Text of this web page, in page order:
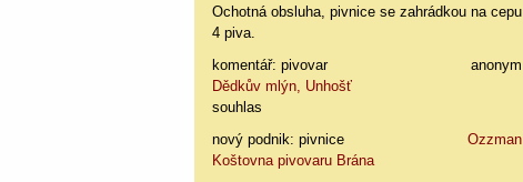
Ochotná obsluha, pivnice se zahrádkou na cepu
4 piva.
komentář: pivovar
anonym
Dědkův mlýn, Unhošť
souhlas
nový podnik: pivnice
Ozzman
Koštovna pivovaru Brána